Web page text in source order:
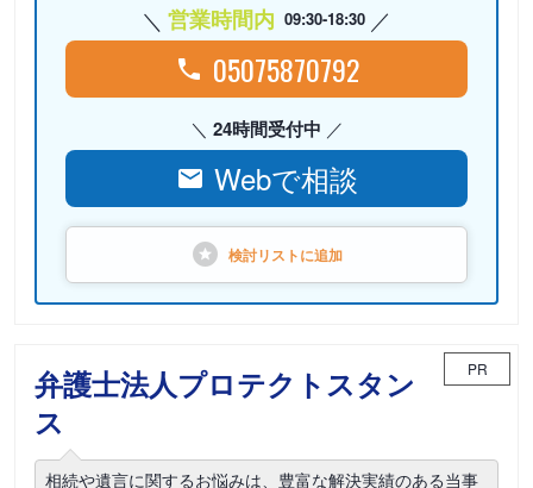
営業時間内 09:30-18:30
05075870792
24時間受付中
Webで相談
検討リストに追加
弁護士法人プロテクトスタン
ス
PR
相続や遺言に関するお悩みは、豊富な解決実績のある当事